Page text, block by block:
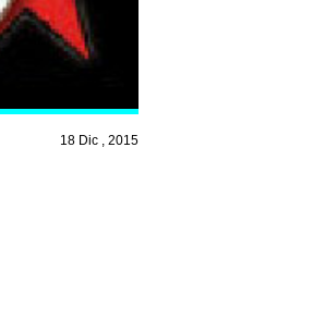
18 Dic , 2015